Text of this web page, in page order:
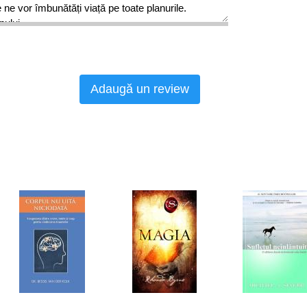
vor îmbunătăți viață pe toate planurile.
Adaugă un review